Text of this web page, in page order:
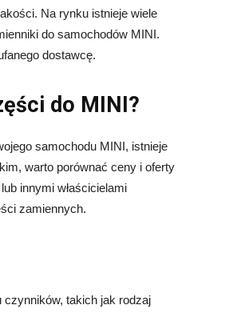
Na rynku istnieje wiele
do samochodów MINI.
dostawcę.
do MINI?
samochodu MINI, istnieje
warto porównać ceny i oferty
innymi właścicielami
zamiennych.
takich jak rodzaj